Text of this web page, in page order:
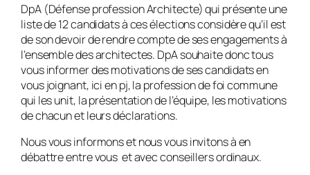
DpA (Défense profession Architecte) qui présente une
liste de 12 candidats à ces élections considère qu’il est
de son devoir de rendre compte de ses engagements à
l’ensemble des architectes. DpA souhaite donc tous
vous informer des motivations de ses candidats en
vous joignant, ici en pj, la profession de foi commune
qui les unit, la présentation de l’équipe, les motivations
de chacun et leurs déclarations.
Nous vous informons et nous vous invitons à en
débattre entre vous et avec conseillers ordinaux.